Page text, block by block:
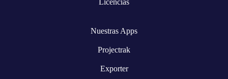
Licencias
Nuestras Apps
Projectrak
Exporter